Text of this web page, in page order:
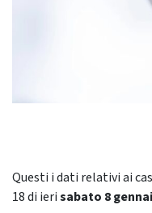
Questi i dati relativi ai
18 di ierisabato 8